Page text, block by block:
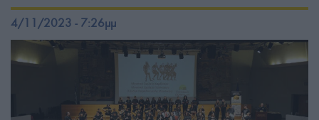
4/11/2023 - 7:26μμ